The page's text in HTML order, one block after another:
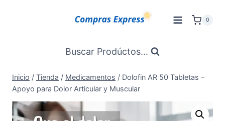
0
Buscar Prodúctos...
Inicio / Tienda / Medicamentos / Dolofin AR 50 Tabletas –
Apoyo para Dolor Articular y Muscular